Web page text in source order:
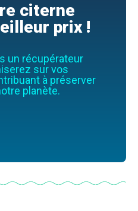
citerne
prix !
un récupérateur
sur vos
à préserver
planète.